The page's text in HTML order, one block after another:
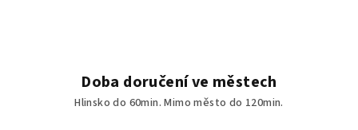
Doba doručení ve městech
Hlinsko do 60min. Mimo město do 120min.